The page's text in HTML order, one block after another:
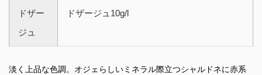
ドザー
ジュ
ドザージュ10g/l
淡く上品な色調。オジェらしいミネラル際立つシャルドネに赤系